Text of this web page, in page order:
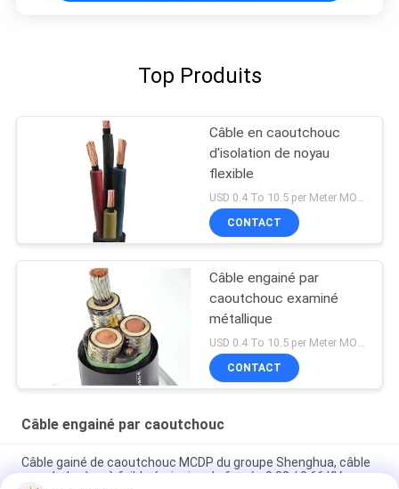
Top Produits
Câble en caoutchouc
d'isolation de noyau
flexible
USD 0.4 To 10.5 per Meter MOQ:1000M
CONTACT
Câble engainé par
caoutchouc examiné
métallique
USD 0.4 To 10.5 per Meter MOQ:1000M
CONTACT
Câble engainé par caoutchouc
Câble gainé de caoutchouc MCDP du groupe Shenghua, câble
sans halogène à faible émission de fumée 0,38 / 0,66 KV